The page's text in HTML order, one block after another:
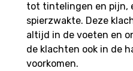
tot tintelingen en pijn,
spierzwakte. Deze
altijd in de voeten en
de klachten ook in de
voorkomen.